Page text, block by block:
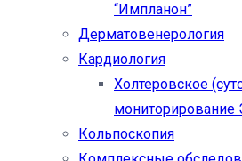
“Импланон”
Дерматовенерология
Кардиология
Холтеровское
мониторирование
Кольпоскопия